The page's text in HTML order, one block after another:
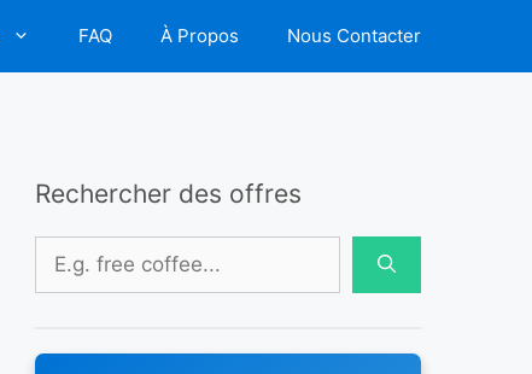
FAQ À Propos Nous Contacter
Rechercher des offres
Rechercher :